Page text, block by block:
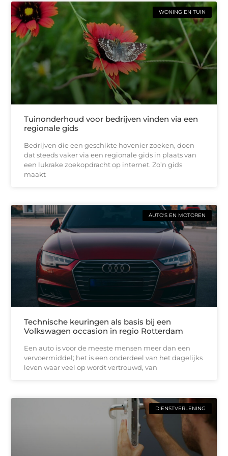
WONING EN TUIN
Tuinonderhoud voor bedrijven vinden via een
regionale gids
Bedrijven die een geschikte hovenier zoeken, doen
dat steeds vaker via een regionale gids in plaats van
een lukrake zoekopdracht op internet. Zo’n gids
maakt
AUTO'S EN MOTOREN
Technische keuringen als basis bij een
Volkswagen occasion in regio Rotterdam
Een auto is voor de meeste mensen meer dan een
vervoermiddel; het is een onderdeel van het dagelijks
leven waar veel op wordt vertrouwd, van
DIENSTVERLENING